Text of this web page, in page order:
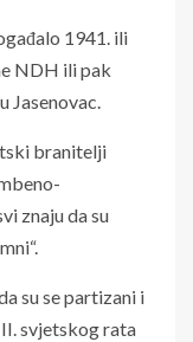
1941. ili
NDH ili pak
branitelji
znaju da su
su se partizani i
svjetskog rata